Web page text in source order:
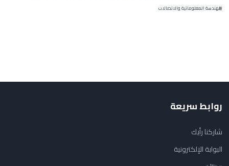
الهندسة المعلوماتية والاتصالات
روابط سريعة
شاركنا رأيك
البوابة الإلكترونية